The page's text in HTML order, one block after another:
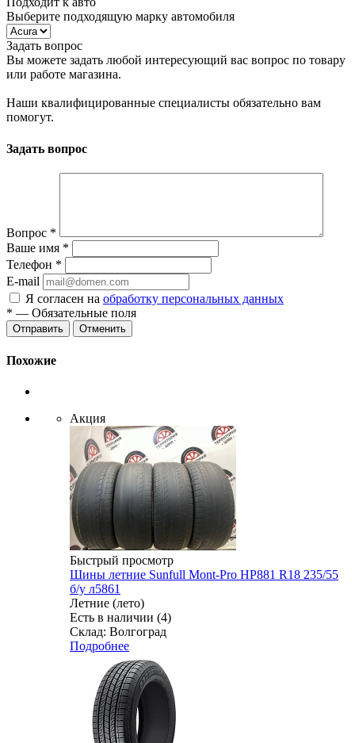
Выберите подходящую марку автомобиля
Задать вопрос
Вы можете задать любой интересующий вас вопрос по товару
или работе магазина.
Наши квалифицированные специалисты обязательно вам
помогут.
Задать вопрос
Вопрос *
Ваше имя *
Телефон *
E-mail
Я согласен на обработку персональных данных
* — Обязательные поля
Отменить
Похожие
Акция
Быстрый просмотр
Шины летние Sunfull Mont-Pro HP881 R18 235/55
б/у л5861
Летние (лето)
Есть в наличии (4)
Склад: Волгоград
Подробнее